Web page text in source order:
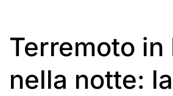
Terremoto in
nella notte: